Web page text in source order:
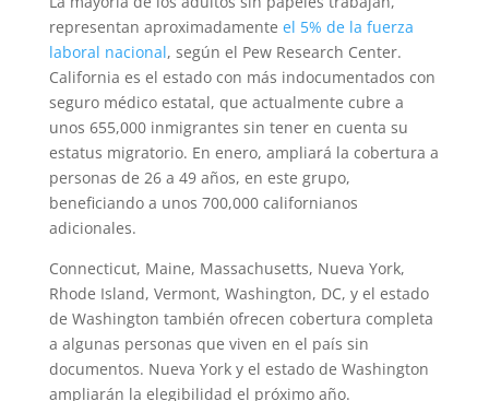
representan aproximadamente el 5% de la fuerza
laboral nacional, según el Pew Research Center.
California es el estado con más indocumentados con
seguro médico estatal, que actualmente cubre a
unos 655,000 inmigrantes sin tener en cuenta su
estatus migratorio. En enero, ampliará la cobertura a
personas de 26 a 49 años, en este grupo,
beneficiando a unos 700,000 californianos
adicionales.
Connecticut, Maine, Massachusetts, Nueva York,
Rhode Island, Vermont, Washington, DC, y el estado
de Washington también ofrecen cobertura completa
a algunas personas que viven en el país sin
documentos. Nueva York y el estado de Washington
ampliarán la elegibilidad el próximo año.